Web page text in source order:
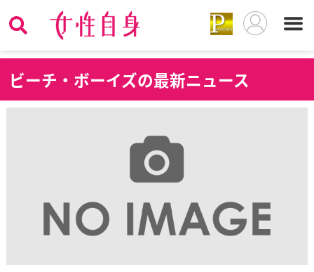
ビーチ・ボーイズの最新ニュース